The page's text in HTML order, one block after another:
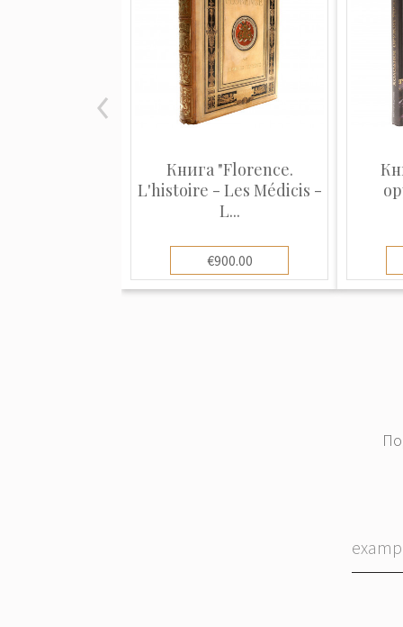
Книга "Florence.
L'histoire - Les Médicis -
L...
€900.00